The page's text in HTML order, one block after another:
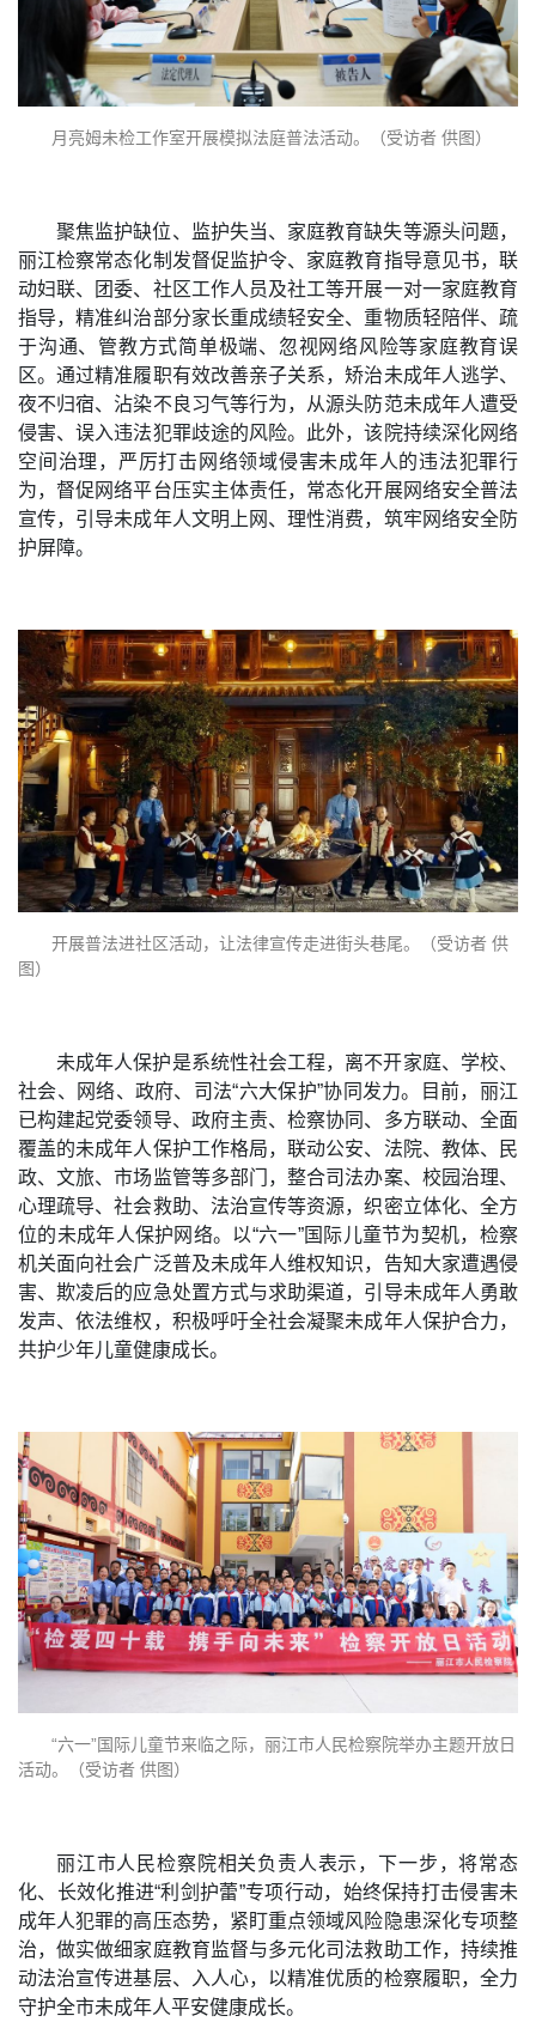
月亮姆未检工作室开展模拟法庭普法活动。（受访者 供图）
聚焦监护缺位、监护失当、家庭教育缺失等源头问题，
丽江检察常态化制发督促监护令、家庭教育指导意见书，联
动妇联、团委、社区工作人员及社工等开展一对一家庭教育
指导，精准纠治部分家长重成绩轻安全、重物质轻陪伴、疏
于沟通、管教方式简单极端、忽视网络风险等家庭教育误
区。通过精准履职有效改善亲子关系，矫治未成年人逃学、
夜不归宿、沾染不良习气等行为，从源头防范未成年人遭受
侵害、误入违法犯罪歧途的风险。此外，该院持续深化网络
空间治理，严厉打击网络领域侵害未成年人的违法犯罪行
为，督促网络平台压实主体责任，常态化开展网络安全普法
宣传，引导未成年人文明上网、理性消费，筑牢网络安全防
护屏障。
开展普法进社区活动，让法律宣传走进街头巷尾。（受访者 供
图）
未成年人保护是系统性社会工程，离不开家庭、学校、
社会、网络、政府、司法“六大保护”协同发力。目前，丽江
已构建起党委领导、政府主责、检察协同、多方联动、全面
覆盖的未成年人保护工作格局，联动公安、法院、教体、民
政、文旅、市场监管等多部门，整合司法办案、校园治理、
心理疏导、社会救助、法治宣传等资源，织密立体化、全方
位的未成年人保护网络。以“六一”国际儿童节为契机，检察
机关面向社会广泛普及未成年人维权知识，告知大家遭遇侵
害、欺凌后的应急处置方式与求助渠道，引导未成年人勇敢
发声、依法维权，积极呼吁全社会凝聚未成年人保护合力，
共护少年儿童健康成长。
“六一”国际儿童节来临之际，丽江市人民检察院举办主题开放日
活动。（受访者 供图）
丽江市人民检察院相关负责人表示，下一步，将常态
化、长效化推进“利剑护蕾”专项行动，始终保持打击侵害未
成年人犯罪的高压态势，紧盯重点领域风险隐患深化专项整
治，做实做细家庭教育监督与多元化司法救助工作，持续推
动法治宣传进基层、入人心，以精准优质的检察履职，全力
守护全市未成年人平安健康成长。